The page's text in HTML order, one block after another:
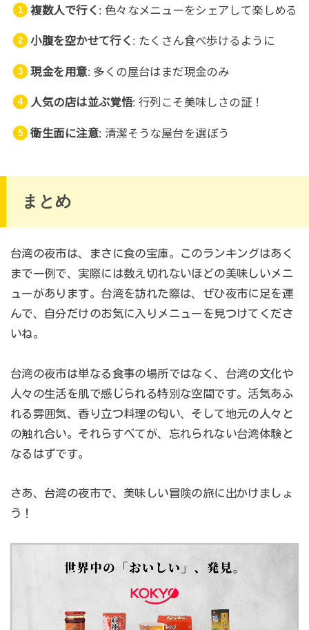
複数人で行く : 色々なメニューをシェアして楽しめる
小腹を空かせて行く : たくさん食べ歩けるように
現金を用意: 多くの屋台はまだ現金のみ
人気の店は並ぶ覚悟: 行列こそ美味しさの証！
衛生面に注意: 清潔そうな屋台を選ぼう
まとめ
台湾の夜市は、まさに食の宝庫。このランキングはあく
まで一例で、実際には数え切れないほどの美味しいメニ
ューがあります。台湾を訪れた際は、ぜひ夜市に足を運
んで、自分だけのお気に入りメニューを見つけてくださ
いね。
台湾の夜市は単なる食事の場所ではなく、台湾の文化や
人々の生活を肌で感じられる特別な空間です。活気あふ
れる雰囲気、香り立つ料理の匂い、そして地元の人々と
の触れ合い。それらすべてが、忘れられない台湾体験と
なるはずです。
さあ、台湾の夜市で、美味しい冒険の旅に出かけましょ
う！